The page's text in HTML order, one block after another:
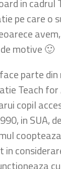
in cadrul
pe care o
motive 🙂
face parte
Teach for
copil
in SUA,